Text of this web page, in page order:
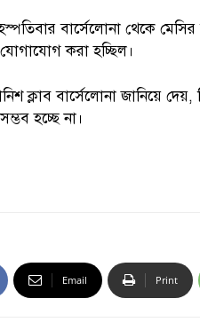
বার্সেলোনা থেকে
করা হচ্ছিল।
ক্লাব বার্সেলোনা জানিয়ে
হচ্ছে না।
Email Print